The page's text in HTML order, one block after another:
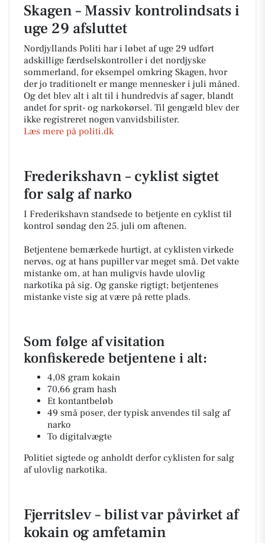
Skagen – Massiv kontrolindsats i
uge 29 afsluttet
Nordjyllands Politi har i løbet af uge 29 udført
adskillige færdselskontroller i det nordjyske
sommerland, for eksempel omkring Skagen, hvor
der jo traditionelt er mange mennesker i juli måned.
Og det blev alt i alt til i hundredvis af sager, blandt
andet for sprit- og narkokørsel. Til gengæld blev der
ikke registreret nogen vanvidsbilister.
Læs mere på politi.dk
Frederikshavn – cyklist sigtet
for salg af narko
I Frederikshavn standsede to betjente en cyklist til
kontrol søndag den 25. juli om aftenen.
Betjentene bemærkede hurtigt, at cyklisten virkede
nervøs, og at hans pupiller var meget små. Det vakte
mistanke om, at han muligvis havde ulovlig
narkotika på sig. Og ganske rigtigt; betjentenes
mistanke viste sig at være på rette plads.
Som følge af visitation
konfiskerede betjentene i alt:
4,08 gram kokain
70,66 gram hash
Et kontantbeløb
49 små poser, der typisk anvendes til salg af
narko
To digitalvægte
Politiet sigtede og anholdt derfor cyklisten for salg
af ulovlig narkotika.
Fjerritslev – bilist var påvirket af
kokain og amfetamin